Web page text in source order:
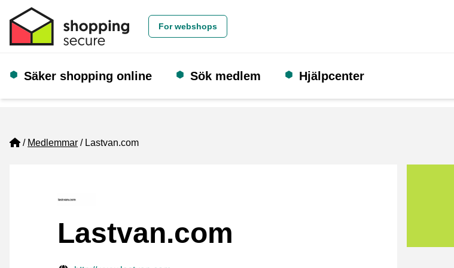
For webshops
Säker shopping online Sök medlem Hjälpcenter
Home
Medlemmar Lastvan.com
Lastvan.com